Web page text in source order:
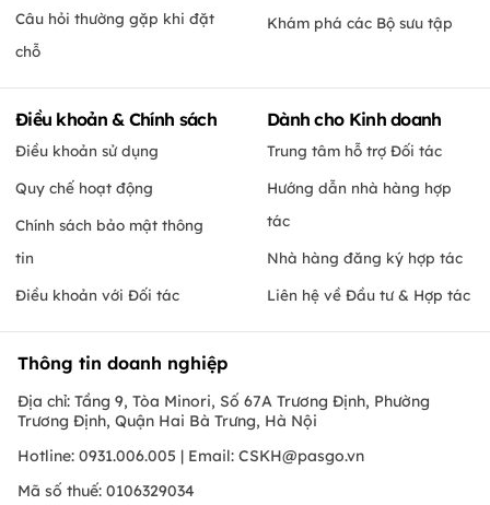
Câu hỏi thường gặp khi đặt
chỗ
Khám phá các Bộ sưu tập
Điều khoản & Chính sách
Điều khoản sử dụng
Quy chế hoạt động
Chính sách bảo mật thông
tin
Điều khoản với Đối tác
Dành cho Kinh doanh
Trung tâm hỗ trợ Đối tác
Hướng dẫn nhà hàng hợp
tác
Nhà hàng đăng ký hợp tác
Liên hệ về Đầu tư & Hợp tác
Thông tin doanh nghiệp
Địa chỉ: Tầng 9, Tòa Minori, Số 67A Trương Định, Phường
Trương Định, Quận Hai Bà Trưng, Hà Nội
Hotline: 0931.006.005 | Email: CSKH@pasgo.vn
Mã số thuế: 0106329034